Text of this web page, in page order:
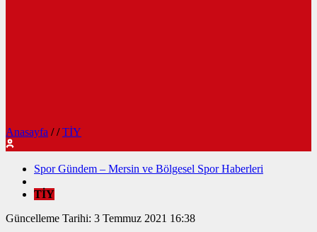
Anasayfa / / TİY
Spor Gündem – Mersin ve Bölgesel Spor Haberleri
TİY
Güncelleme Tarihi: 3 Temmuz 2021 16:38